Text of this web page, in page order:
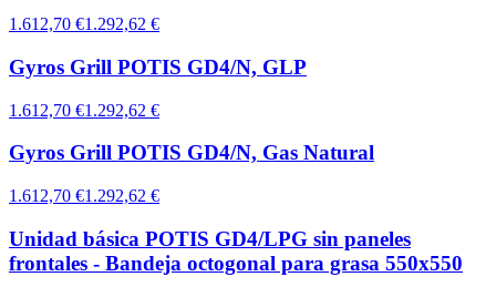
1.612,70 €1.292,62 €
Gyros Grill POTIS GD4/N, GLP
1.612,70 €1.292,62 €
Gyros Grill POTIS GD4/N, Gas Natural
1.612,70 €1.292,62 €
Unidad básica POTIS GD4/LPG sin paneles
frontales - Bandeja octogonal para grasa 550x550